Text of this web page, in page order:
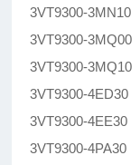
3VT9300-3MN10
3VT9300-3MQ00
3VT9300-3MQ10
3VT9300-4ED30
3VT9300-4EE30
3VT9300-4PA30